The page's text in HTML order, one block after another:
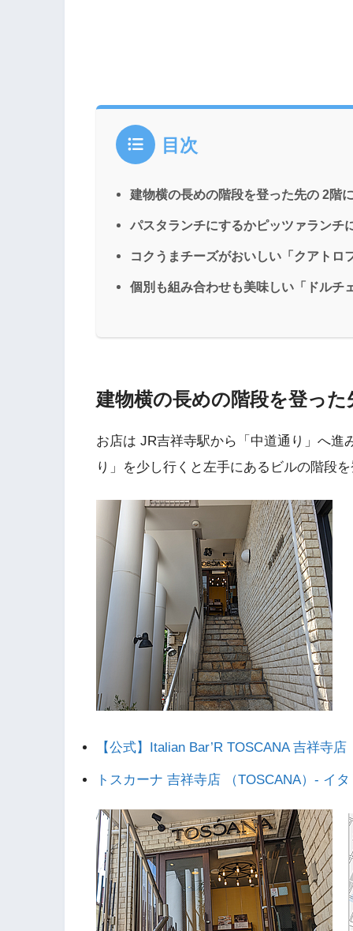
目次
建物横の長めの階段を登った先の 2階
パスタランチにするかピッツァランチ
コクうまチーズがおいしい「クアトロ
個別も組み合わせも美味しい「ドルチ
建物横の長めの階段を登った
お店は JR吉祥寺駅から「中道通り」へ進
り」を少し行くと左手にあるビルの階段
【公式】Italian Bar’R TOSCANA 吉祥寺店
トスカーナ 吉祥寺店 （TOSCANA）- イ